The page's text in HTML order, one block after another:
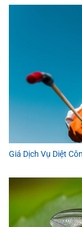
Giá Dịch Vụ Diệt